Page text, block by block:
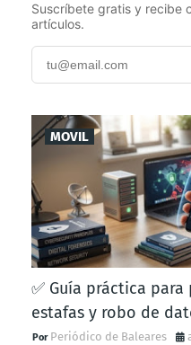
Suscríbete gratis y recibe
artículos.
MOVIL
✅ Guía práctica
estafas y robo de
Periódico de Baleares